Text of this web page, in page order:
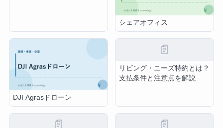
シェアオフィス
DJI Agrasドローン
📄
リビング・ニーズ特約とは？
支払条件と注意点を解説
📄 📄